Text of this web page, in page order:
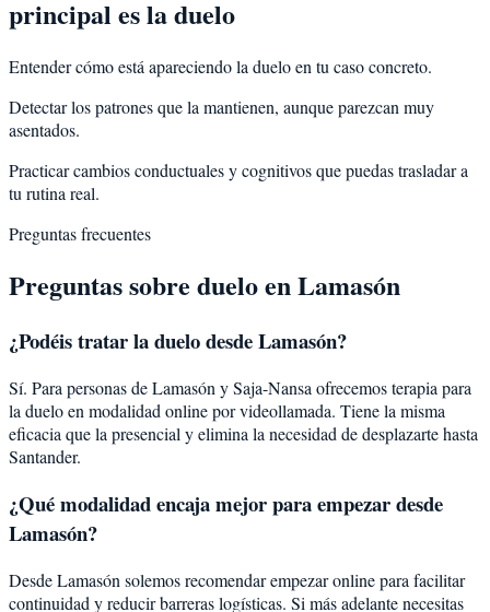
principal es la duelo
Entender cómo está apareciendo la duelo en tu caso concreto.
Detectar los patrones que la mantienen, aunque parezcan muy
asentados.
Practicar cambios conductuales y cognitivos que puedas trasladar a
tu rutina real.
Preguntas frecuentes
Preguntas sobre dueloenLamasón
¿Podéis tratar laduelodesdeLamasón?
Sí. Para personas de Lamasón y Saja-Nansa ofrecemos terapia para
la duelo en modalidad online por videollamada. Tiene la misma
eficacia que la presencial y elimina la necesidad de desplazarte hasta
Santander.
¿Qué modalidad encaja mejor para empezar desde
Lamasón?
Desde Lamasón solemos recomendar empezar online para facilitar
continuidad y reducir barreras logísticas. Si más adelante necesitas